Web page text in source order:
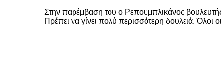
Στην παρέμβαση του ο Ρεπουμπλικάνος
Πρέπει να γίνει πολύ περισσότερη δουλειά. Όλοι